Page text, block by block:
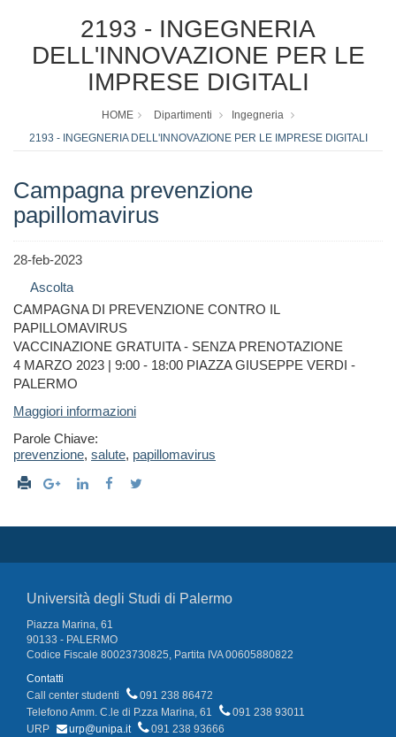
2193 - INGEGNERIA
DELL'INNOVAZIONE PER LE
IMPRESE DIGITALI
HOME Dipartimenti
Ingegneria
2193 - INGEGNERIA DELL'INNOVAZIONE PER LE IMPRESE DIGITALI
Campagna prevenzione
papillomavirus
28-feb-2023
Ascolta
CAMPAGNA DI PREVENZIONE CONTRO IL
PAPILLOMAVIRUS
VACCINAZIONE GRATUITA - SENZA PRENOTAZIONE
4 MARZO 2023 | 9:00 - 18:00 PIAZZA GIUSEPPE VERDI -
PALERMO
Maggiori informazioni
Parole Chiave:
prevenzione, salute, papillomavirus
Università degli Studi di Palermo
Piazza Marina, 61
90133 - PALERMO
Codice Fiscale 80023730825, Partita IVA 00605880822
Contatti
Call center studenti
091 238 86472
Telefono Amm. C.le di P.zza Marina, 61
091 238 93011
URP
urp@unipa.it
091 238 93666